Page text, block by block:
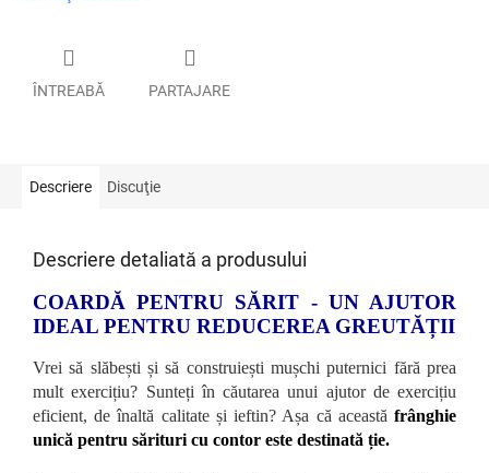
ÎNTREABĂ PARTAJARE
Descriere Discuţie
Descriere detaliată a produsului
COARDĂ PENTRU SĂRIT - UN AJUTOR
IDEAL PENTRU REDUCEREA GREUTĂȚII
Vrei să slăbești și să construiești mușchi puternici fără prea
mult exercițiu? Sunteți în căutarea unui ajutor de exercițiu
eficient, de înaltă calitate și ieftin? Așa că această frânghie
unică pentru sărituri cu contor este destinată ție.